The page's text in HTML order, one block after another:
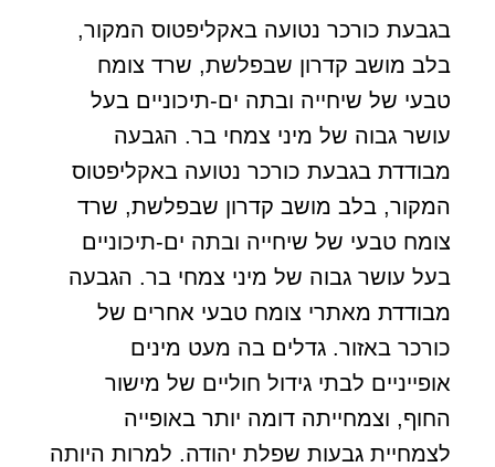
בגבעת כורכר נטועה באקליפטוס המקור,
בלב מושב קדרון שבפלשת, שרד צומח
טבעי של שיחייה ובתה ים-תיכוניים בעל
עושר גבוה של מיני צמחי בר. הגבעה
מבודדת בגבעת כורכר נטועה באקליפטוס
המקור, בלב מושב קדרון שבפלשת, שרד
צומח טבעי של שיחייה ובתה ים-תיכוניים
בעל עושר גבוה של מיני צמחי בר. הגבעה
מבודדת מאתרי צומח טבעי אחרים של
כורכר באזור. גדלים בה מעט מינים
אופייניים לבתי גידול חוליים של מישור
החוף, וצמחייתה דומה יותר באופייה
לצמחיית גבעות שפלת יהודה. למרות היותה